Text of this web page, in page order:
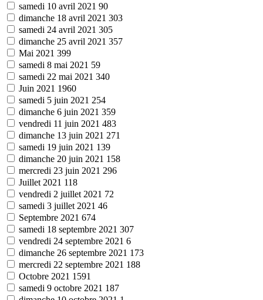
samedi 10 avril 2021 90
dimanche 18 avril 2021 303
samedi 24 avril 2021 305
dimanche 25 avril 2021 357
Mai 2021 399
samedi 8 mai 2021 59
samedi 22 mai 2021 340
Juin 2021 1960
samedi 5 juin 2021 254
dimanche 6 juin 2021 359
vendredi 11 juin 2021 483
dimanche 13 juin 2021 271
samedi 19 juin 2021 139
dimanche 20 juin 2021 158
mercredi 23 juin 2021 296
Juillet 2021 118
vendredi 2 juillet 2021 72
samedi 3 juillet 2021 46
Septembre 2021 674
samedi 18 septembre 2021 307
vendredi 24 septembre 2021 6
dimanche 26 septembre 2021 173
mercredi 22 septembre 2021 188
Octobre 2021 1591
samedi 9 octobre 2021 187